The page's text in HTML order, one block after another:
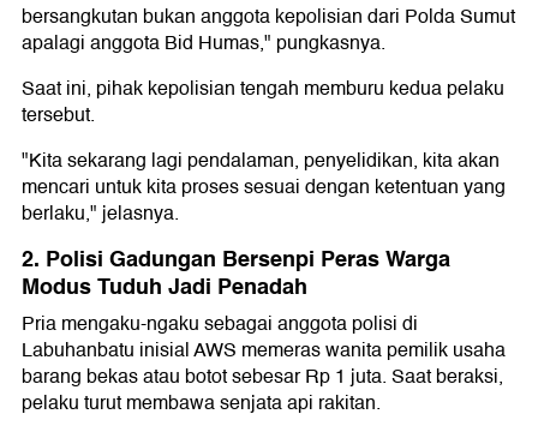
bersangkutan bukan anggota kepolisian dari Polda Sumut
apalagi anggota Bid Humas," pungkasnya.
Saat ini, pihak kepolisian tengah memburu kedua pelaku
tersebut.
"Kita sekarang lagi pendalaman, penyelidikan, kita akan
mencari untuk kita proses sesuai dengan ketentuan yang
berlaku," jelasnya.
2. Polisi Gadungan Bersenpi Peras Warga
Modus Tuduh Jadi Penadah
Pria mengaku-ngaku sebagai anggota polisi di
Labuhanbatu inisial AWS memeras wanita pemilik usaha
barang bekas atau botot sebesar Rp 1 juta. Saat beraksi,
pelaku turut membawa senjata api rakitan.